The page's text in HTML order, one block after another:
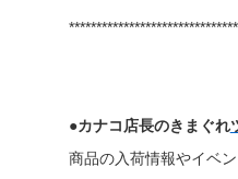
●カナコ店長のきまぐれ
商品の入荷情報やイベ